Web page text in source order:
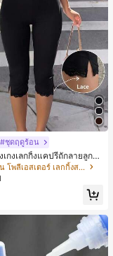
#ชุดฤดูร้อน
เกงเลกกิ้งแคปรีถักลายลูกไม้
ำหรับผู้หญิง อเนกประสงค์
แฟชั่น ชายหาด เทศกาลด
ใน โพลีเอสเตอร์ เลกกิ้งสตรี